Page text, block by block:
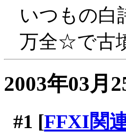
いつもの白
万全☆で古
2003年03月
#1 [FFXI関